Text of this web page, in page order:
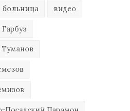
больница видео
Туманов